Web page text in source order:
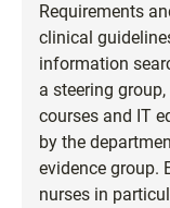
Requirements
clinical
information
a steering
courses and IT
by the
evidence group.
nurses in